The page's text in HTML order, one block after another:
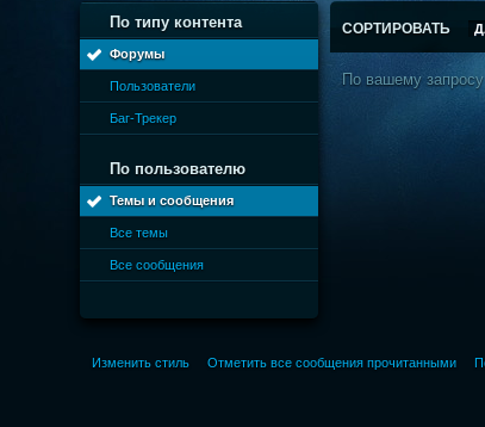
По типу контента
Форумы
Пользователи
Баг-Трекер
По пользователю
Темы и сообщения
Все темы
Все сообщения
СОРТИРОВАТЬ
По вашему
Изменить стиль Отметить все сообщения прочитанными